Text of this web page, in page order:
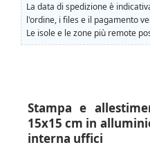
La data di spedizione è
l'ordine, i files e il pagamento
Le isole e le zone più remote
Stampa e
15x15 cm in
interna uffici